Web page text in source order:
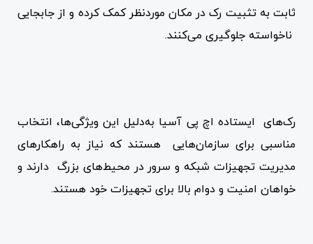
ثابت به تثبیت رک در مکان موردنظر کمک کرده و از جابجایی
ناخواسته جلوگیری می‌کنند.
رک‌های ایستاده اچ پی آسیا به‌دلیل این ویژگی‌ها، انتخاب
مناسبی برای سازمان‌هایی هستند که نیاز به راهکارهای
مدیریت تجهیزات شبکه و سرور در محیط‌های بزرگ دارند و
خواهان امنیت و دوام بالا برای تجهیزات خود هستند.